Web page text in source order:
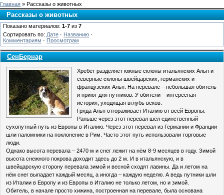
Главная » Рассказы о животных
Рассказы о животных
Показано материалов: 1-7 из 7
Сортировать по: Дате · Названию ·
Комментариям · Просмотрам
СенБернар
Хребет разделяет южные склоны итальянских Альп и
северные склоны швейцарских, германских и
французских Альп. На перевале – небольшая обитель
и приют для путников. У обители – интересная
история, уходящая вглубь веков.
Гряда Альп отгораживает Италию от всей Европы.
Раньше через этот перевал шёл единственный
сухопутный путь из Европы в Италию. Через этот перевал из Германии и Франции
шли паломники на поклонение в Рим. Часто этот путь использовали торговые
люди.
Однако высота перевала – 2470 м и снег лежит на нём 8-9 месяцев в году. Зимой
высота снежного покрова доходит здесь до 2 м. И в итальянскую, и в
швейцарскую сторону перевала зимой и весной сходят лавины. Да и летом на
нём снег выпадает каждый месяц, а иногда – каждую неделю. А ведь путники шли
из Италии в Европу и из Европы в Италию не только летом, но и зимой.
Обитель, в начале просто хижина, построенная на перевале, была основана